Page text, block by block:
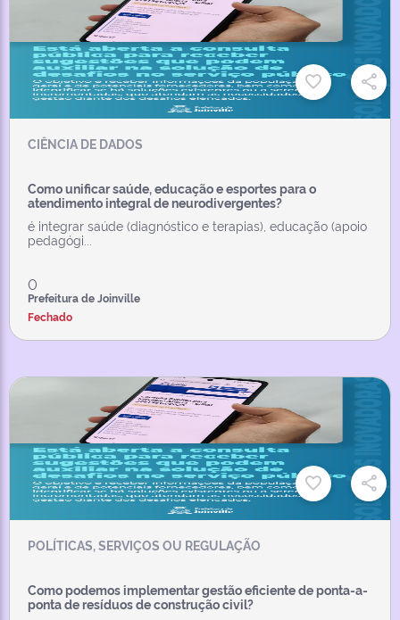
CIÊNCIA DE DADOS
Como unificar saúde, educação e esportes para o
atendimento integral de neurodivergentes?
é integrar saúde (diagnóstico e terapias), educação (apoio
pedagógi...
0
Prefeitura de Joinville
Fechado
POLÍTICAS, SERVIÇOS OU REGULAÇÃO
Como podemos implementar gestão eficiente de ponta-a-
ponta de resíduos de construção civil?